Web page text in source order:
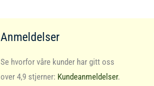
Anmeldelser
Se hvorfor våre kunder har gitt oss
over 4,9 stjerner: Kundeanmeldelser.